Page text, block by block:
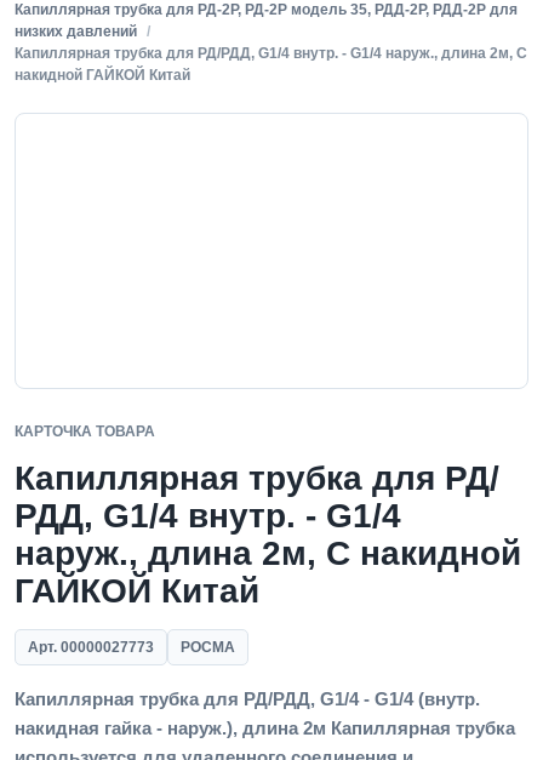
Капиллярная трубка для РД-2Р, РД-2Р модель 35, РДД-2Р, РДД-2Р для
низких давлений
Капиллярная трубка для РД/РДД, G1/4 внутр. - G1/4 наруж., длина 2м, С
накидной ГАЙКОЙ Китай
КАРТОЧКА ТОВАРА
Капиллярная трубка для РД/
РДД, G1/4 внутр. - G1/4
наруж., длина 2м, С накидной
ГАЙКОЙ Китай
Арт. 00000027773 РОСМА
Капиллярная трубка для РД/РДД, G1/4 - G1/4 (внутр.
накидная гайка - наруж.), длина 2м Капиллярная трубка